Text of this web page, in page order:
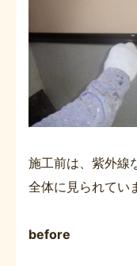
施工前は、紫外線
全体に見られてい
before